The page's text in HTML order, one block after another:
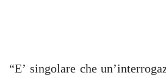
“E’ singolare che